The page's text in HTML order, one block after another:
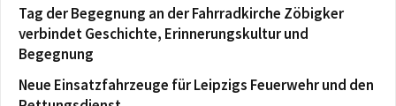
Tag der Begegnung an der Fahrradkirche Zöbigker
verbindet Geschichte, Erinnerungskultur und
Begegnung
Neue Einsatzfahrzeuge für Leipzigs Feuerwehr und den